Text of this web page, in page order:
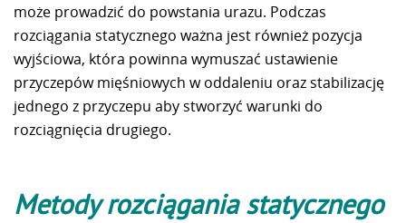
może prowadzić do powstania urazu. Podczas
rozciągania statycznego ważna jest również pozycja
wyjściowa, która powinna wymuszać ustawienie
przyczepów mięśniowych w oddaleniu oraz stabilizację
jednego z przyczepu aby stworzyć warunki do
rozciągnięcia drugiego.
Metody rozciągania statycznego